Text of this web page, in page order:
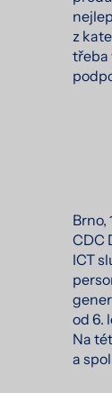
z
třeba
Brno,
CDC
ICT
od 6.
Na
a